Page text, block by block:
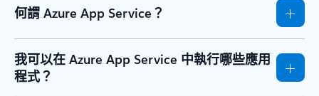
何謂 Azure App Service？
我可以在 Azure App Service 中執行哪些應用
程式？